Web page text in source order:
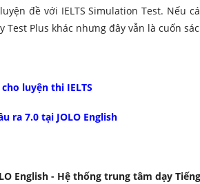
đề với IELTS Simulation Test. Nếu
Plus khác nhưng đây vẫn là cuốn
luyện thi IELTS
ra 7.0 tại JOLO English
English - Hệ thống trung tâm dạy